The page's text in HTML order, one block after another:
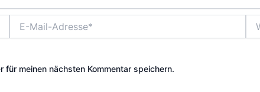
Mail-
meinen nächsten Kommentar speichern.